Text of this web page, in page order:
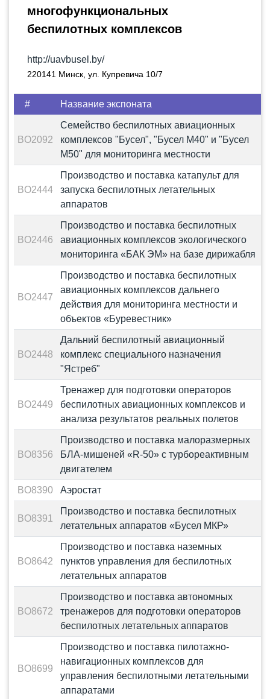
многофункциональных
беспилотных комплексов
http://uavbusel.by/
220141 Минск, ул. Купревича 10/7
# Название экспоната
BO2092
Семейство беспилотных авиационных
комплексов "Бусел", "Бусел М40" и "Бусел
M50" для мониторинга местности
BO2444
Производство и поставка катапульт для
запуска беспилотных летательных
аппаратов
BO2446
Производство и поставка беспилотных
авиационных комплексов экологического
мониторинга «БАК ЭМ» на базе дирижабля
BO2447
Производство и поставка беспилотных
авиационных комплексов дальнего
действия для мониторинга местности и
объектов «Буревестник»
BO2448
Дальний беспилотный авиационный
комплекс специального назначения
"Ястреб"
BO2449
Тренажер для подготовки операторов
беспилотных авиационных комплексов и
анализа результатов реальных полетов
BO8356
Производство и поставка малоразмерных
БЛА-мишеней «R-50» с турбореактивным
двигателем
BO8390 Аэростат
BO8391
Производство и поставка беспилотных
летательных аппаратов «Бусел МКР»
BO8642
Производство и поставка наземных
пунктов управления для беспилотных
летательных аппаратов
BO8672
Производство и поставка автономных
тренажеров для подготовки операторов
беспилотных летательных аппаратов
BO8699
Производство и поставка пилотажно-
навигационных комплексов для
управления беспилотными летательными
аппаратами